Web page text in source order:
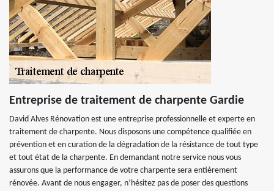
Entreprise de traitement de charpente Gardie
David Alves Rénovation est une entreprise professionnelle et experte en
traitement de charpente. Nous disposons une compétence qualifiée en
prévention et en curation de la dégradation de la résistance de tout type
et tout état de la charpente. En demandant notre service nous vous
assurons que la performance de votre charpente sera entièrement
rénovée. Avant de nous engager, n’hésitez pas de poser des questions